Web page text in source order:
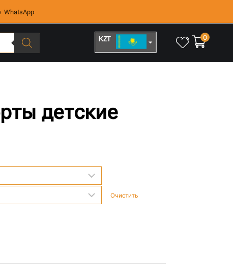
WhatsApp
KZT 0
детские
Очистить